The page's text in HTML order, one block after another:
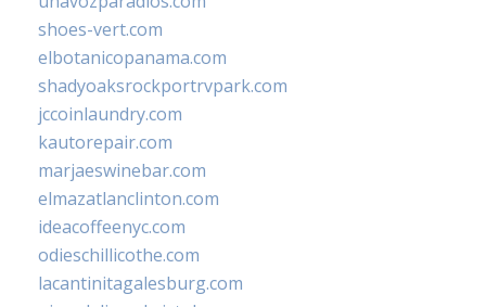
shoes-vert.com
elbotanicopanama.com
shadyoaksrockportrvpark.com
jccoinlaundry.com
kautorepair.com
marjaeswinebar.com
elmazatlanclinton.com
ideacoffeenyc.com
odieschillicothe.com
lacantinitagalesburg.com